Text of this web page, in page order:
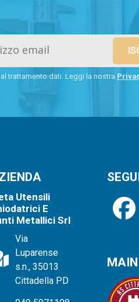
trattamento dati. Leggi la nostra
Utensili
E
Metallici Srl
Via
Luparense
s.n., 35013
Cittadella PD